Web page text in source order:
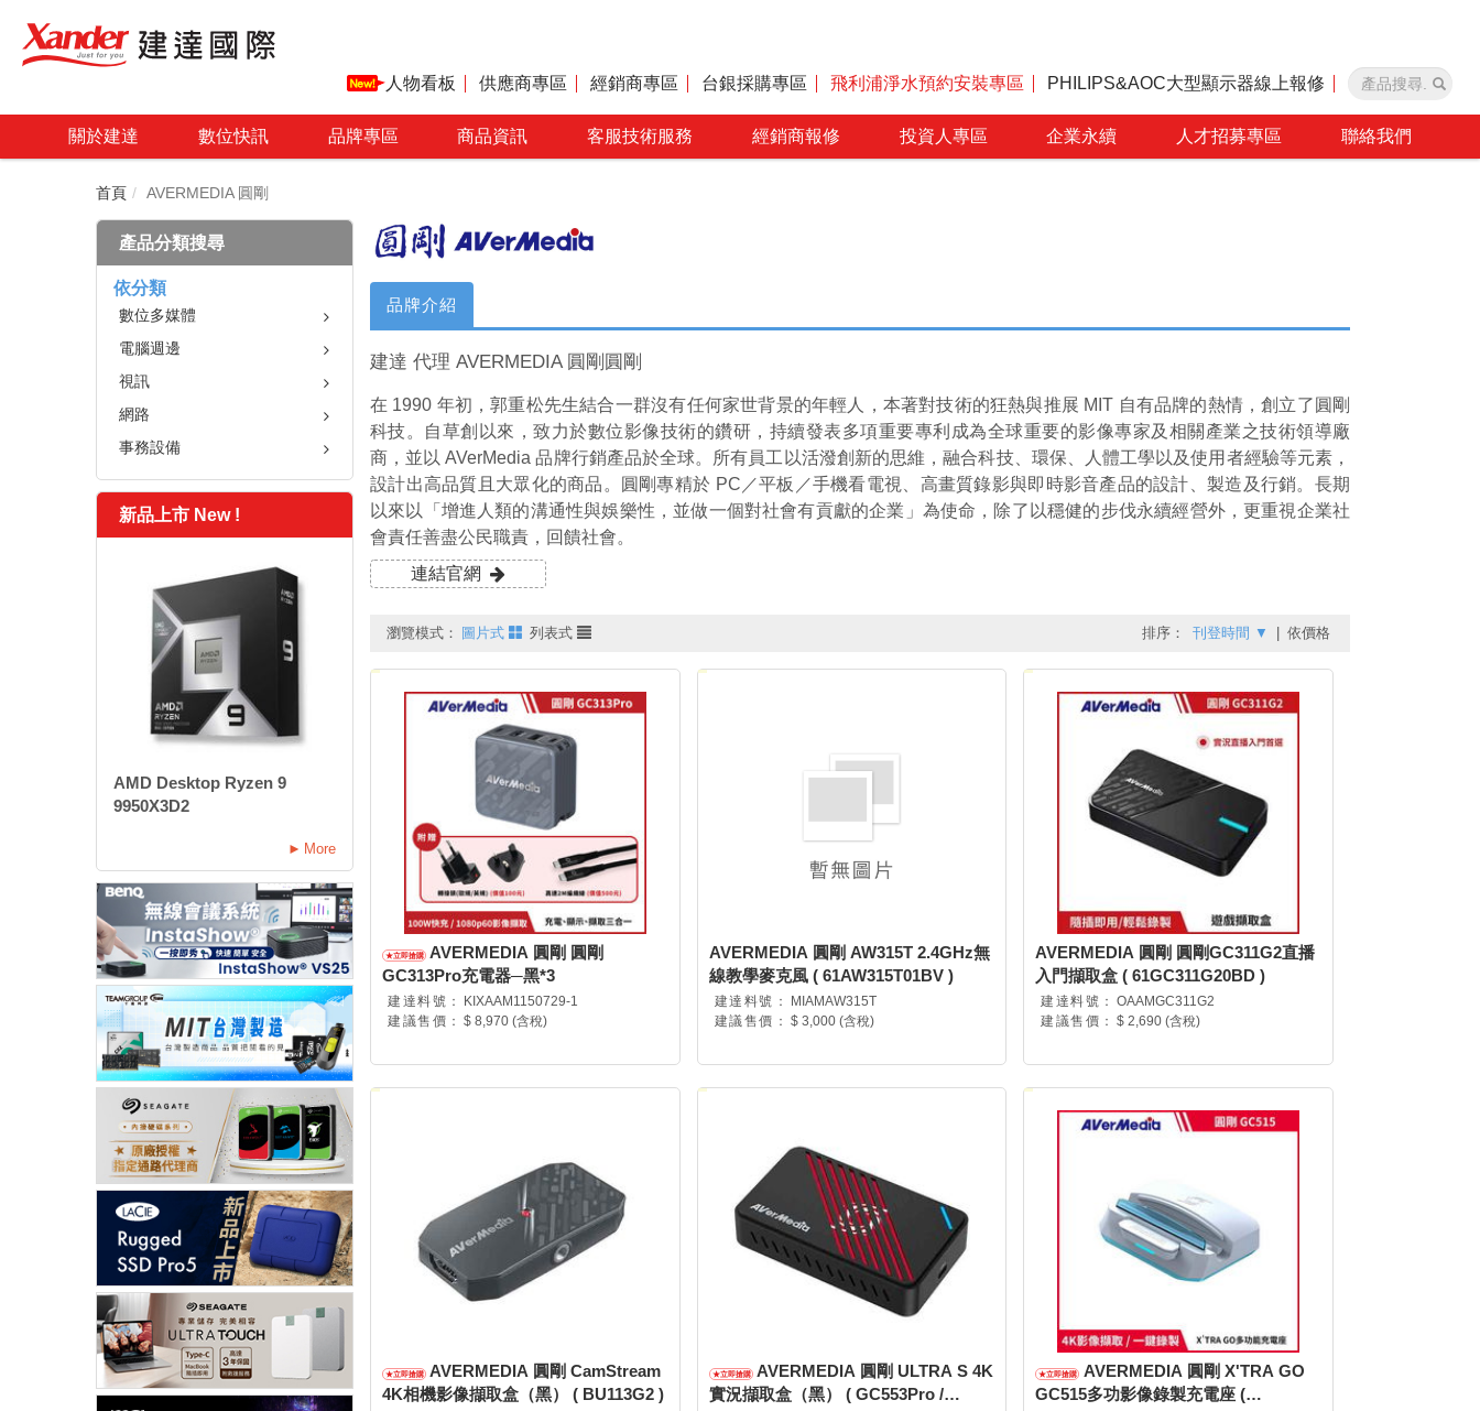
人物看板 供應商專區 經銷商專區 台銀採購專區 飛利浦淨水預約安裝專區 PHILIPS&AOC大型顯示器線上報修
關於建達 數位快訊 品牌專區 商品資訊 客服技術服務 經銷商報修 投資人專區 企業永續 人才招募專區 聯絡我們
首頁 AVERMEDIA 圓剛
產品分類搜尋
依分類
數位多媒體
電腦週邊
擷取盒/卡
視訊會議週邊
各式充電器
視訊
視訊會議攝影機
WEBCAM
攝影機配件及週邊
直播產品及週邊
網路
網路攝影機
事務設備
其它
新品上市 New !
AMD Desktop Ryzen 9
9950X3D2
More
品牌介紹
建達 代理 AVERMEDIA 圓剛圓剛
在 1990 年初，郭重松先生結合一群沒有任何家世背景的年輕人，本著對技術的狂熱與推展 MIT 自有品牌的熱情，創立了圓剛
科技。自草創以來，致力於數位影像技術的鑽研，持續發表多項重要專利成為全球重要的影像專家及相關產業之技術領導廠
商，並以 AVerMedia 品牌行銷產品於全球。所有員工以活潑創新的思維，融合科技、環保、人體工學以及使用者經驗等元素，
設計出高品質且大眾化的商品。圓剛專精於 PC／平板／手機看電視、高畫質錄影與即時影音產品的設計、製造及行銷。長期
以來以「增進人類的溝通性與娛樂性，並做一個對社會有貢獻的企業」為使命，除了以穩健的步伐永續經營外，更重視企業社
會責任善盡公民職責，回饋社會。
連結官網
瀏覽模式： 圖片式 列表式 排序： 刊登時間 ▼ 依價格
AVERMEDIA 圓剛 圓剛
GC313Pro充電器─黑*3
建達料號：
KIXAAM1150729-1
建議售價： $ 8,970 (含稅)
AVERMEDIA 圓剛 AW315T 2.4GHz無
線教學麥克風 ( 61AW315T01BV )
建達料號：
MIAMAW315T
建議售價： $ 3,000 (含稅)
AVERMEDIA 圓剛 圓剛GC311G2直播
入門擷取盒 ( 61GC311G20BD )
建達料號： OAAMGC311G2
建議售價： $ 2,690 (含稅)
AVERMEDIA 圓剛 CamStream
4K相機影像擷取盒（黑） ( BU113G2 )
AVERMEDIA 圓剛 ULTRA S 4K
實況擷取盒（黑） ( GC553Pro /
AVERMEDIA 圓剛 X'TRA GO
GC515多功影像錄製充電座 (